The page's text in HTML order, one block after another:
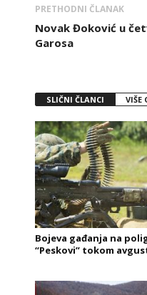
PRETHODNI ČLANAK
Novak Đoković u
Garosa
SLIČNI ČLANCI VIŠE
Bojeva gađanja na
“Peskovi” tokom